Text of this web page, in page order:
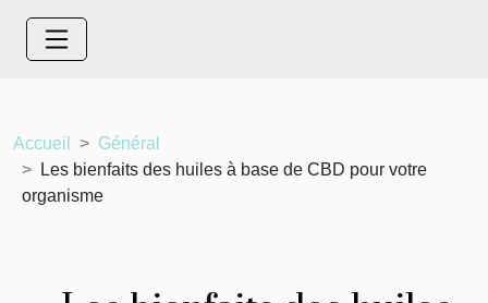
Accueil
Général
Les bienfaits des huiles à base de CBD pour votre
organisme